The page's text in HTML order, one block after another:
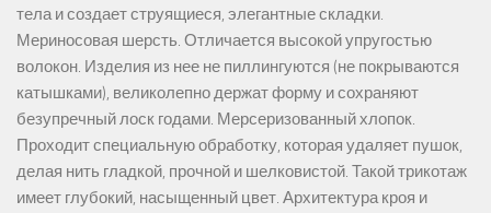
тела и создает струящиеся, элегантные складки.
Мериносовая шерсть. Отличается высокой упругостью
волокон. Изделия из нее не пиллингуются (не покрываются
катышками), великолепно держат форму и сохраняют
безупречный лоск годами. Мерсеризованный хлопок.
Проходит специальную обработку, которая удаляет пушок,
делая нить гладкой, прочной и шелковистой. Такой трикотаж
имеет глубокий, насыщенный цвет. Архитектура кроя и